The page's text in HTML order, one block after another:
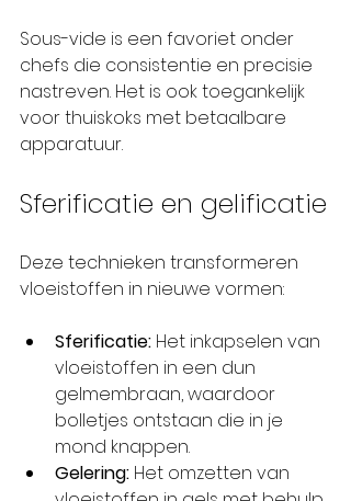
Sous-vide is een favoriet onder
chefs die consistentie en precisie
nastreven. Het is ook toegankelijk
voor thuiskoks met betaalbare
apparatuur.
Sferificatie en gelificatie
Deze technieken transformeren
vloeistoffen in nieuwe vormen:
Sferificatie: Het inkapselen van
vloeistoffen in een dun
gelmembraan, waardoor
bolletjes ontstaan die in je
mond knappen.
Gelering: Het omzetten van